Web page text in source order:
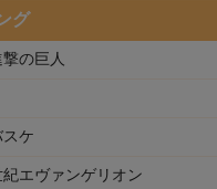
グ
の巨人
ケ
エヴァンゲリオン